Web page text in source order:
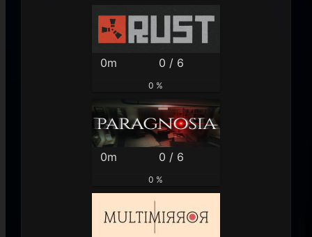
0m 0 / 6
0 %
0m 0 / 6
0 %